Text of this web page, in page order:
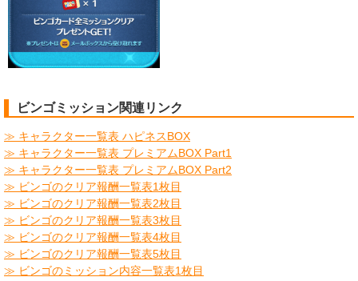
ビンゴミッション関連リンク
≫ キャラクター一覧表 ハピネスBOX
≫ キャラクター一覧表 プレミアムBOX Part1
≫ キャラクター一覧表 プレミアムBOX Part2
≫ ビンゴのクリア報酬一覧表1枚目
≫ ビンゴのクリア報酬一覧表2枚目
≫ ビンゴのクリア報酬一覧表3枚目
≫ ビンゴのクリア報酬一覧表4枚目
≫ ビンゴのクリア報酬一覧表5枚目
​≫ ビンゴのミッション内容一覧表1枚目